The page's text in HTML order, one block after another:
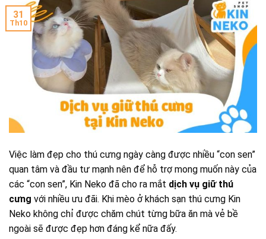
31
Th10
Việc làm đẹp cho thú cưng ngày càng được nhiều “con sen”
quan tâm và đầu tư mạnh nên để hỗ trợ mong muốn này của
các “con sen”, Kin Neko đã cho ra mắt dịch vụ giữ thú
cưng với nhiều ưu đãi. Khi mèo ở khách sạn thú cưng Kin
Neko không chỉ được chăm chút từng bữa ăn mà vẻ bề
ngoài sẽ được đẹp hơn đáng kể nữa đấy.